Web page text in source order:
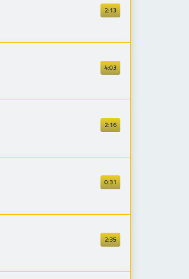
2:13
4:03
2:16
0:31
2:35